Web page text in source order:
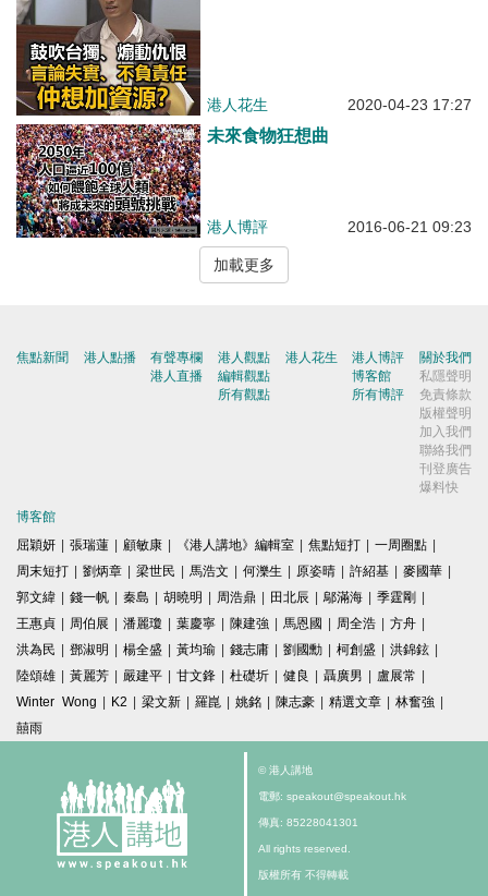
港人花生 2020-04-23 17:27
未來食物狂想曲
港人博評 2016-06-21 09:23
加載更多
焦點新聞 港人點播
有聲專欄
港人直播
港人觀點
編輯觀點
所有觀點
港人花生
港人博評
博客館
所有博評
關於我們
私隱聲明
免責條款
版權聲明
加入我們
聯絡我們
刊登廣告
爆料快
博客館
屈穎妍
張瑞蓮 顧敏康 《港人講地》編輯室 焦點短打 一周圈點
周末短打
劉炳章 梁世民 馬浩文 何濼生 原姿晴 許紹基 麥國華
郭文緯
錢一帆 秦島 胡曉明 周浩鼎 田北辰 鄔滿海 季霆剛
王惠貞
周伯展 潘麗瓊 葉慶寧 陳建強 馬恩國 周全浩 方舟
洪為民
鄧淑明 楊全盛 黃均瑜 錢志庸 劉國勳 柯創盛 洪錦鉉
陸頌雄
黃麗芳 嚴建平 甘文鋒 杜礎圻 健良 聶廣男 盧展常
Winter Wong
K2 梁文新 羅崑 姚銘 陳志豪 精選文章 林奮強
囍雨
© 港人講地
電郵: speakout@speakout.hk
傳真: 85228041301
All rights reserved.
版權所有 不得轉載